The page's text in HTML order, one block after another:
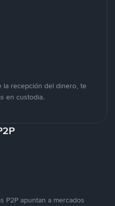
la recepción del dinero, te
en custodia.
P2P apuntan a mercados